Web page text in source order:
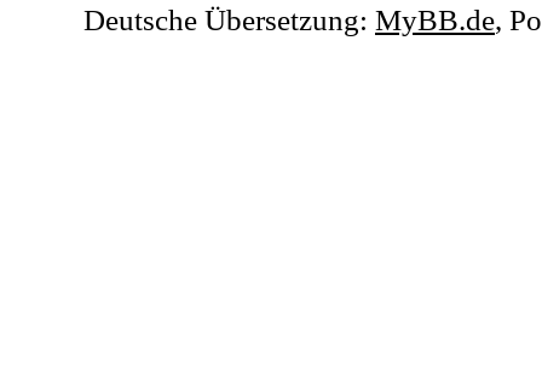
Deutsche Übersetzung: MyBB.de,